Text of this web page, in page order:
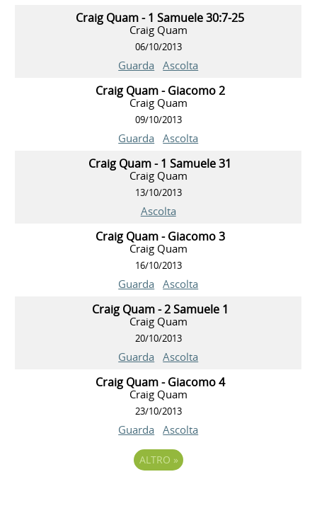
Craig Quam - 1 Samuele 30:7-25
Craig Quam
06/10/2013
Guarda Ascolta
Craig Quam - Giacomo 2
Craig Quam
09/10/2013
Guarda Ascolta
Craig Quam - 1 Samuele 31
Craig Quam
13/10/2013
Ascolta
Craig Quam - Giacomo 3
Craig Quam
16/10/2013
Guarda Ascolta
Craig Quam - 2 Samuele 1
Craig Quam
20/10/2013
Guarda Ascolta
Craig Quam - Giacomo 4
Craig Quam
23/10/2013
Guarda Ascolta
ALTRO »